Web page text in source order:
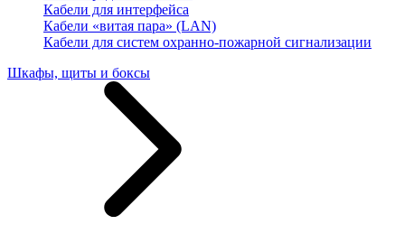
Кабели для интерфейса
Кабели «витая пара» (LAN)
Кабели для систем охранно-пожарной сигнализации
Шкафы, щиты и боксы